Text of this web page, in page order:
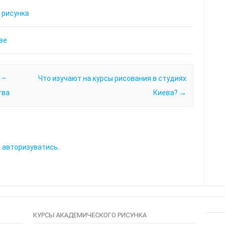
–
Что изучают на курсы рисования в студиях
Киева? →
авторизуватись.
КУРСЫ АКАДЕМИЧЕСКОГО РИСУНКА